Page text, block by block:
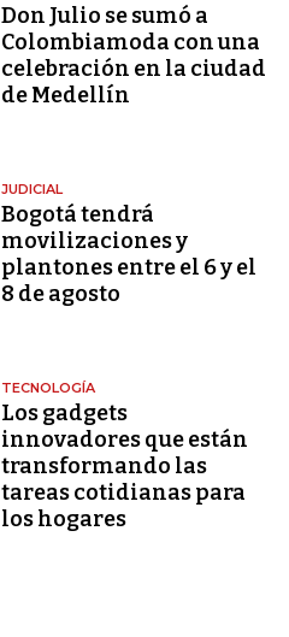
Don Julio se sumó a
Colombiamoda con una
celebración en la ciudad
de Medellín
JUDICIAL
Bogotá tendrá
movilizaciones y
plantones entre el 6 y el
8 de agosto
TECNOLOGÍA
Los gadgets
innovadores que están
transformando las
tareas cotidianas para
los hogares